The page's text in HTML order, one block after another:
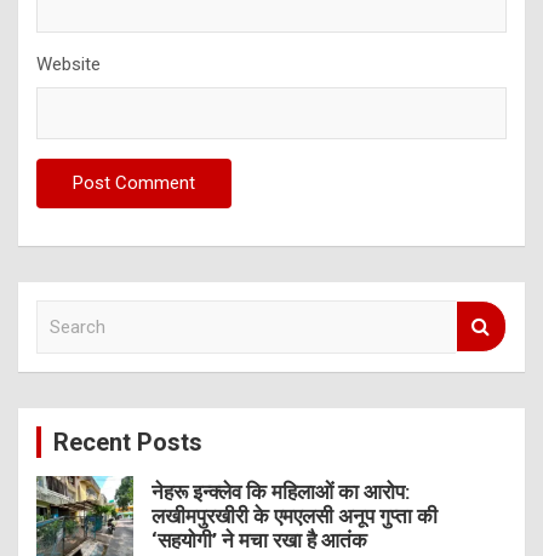
Website
c
Recent Posts
नेहरू इन्क्लेव कि महिलाओं का आरोप:
लखीमपुरखीरी के एमएलसी अनूप गुप्ता की
‘सहयोगी’ ने मचा रखा है आतंक